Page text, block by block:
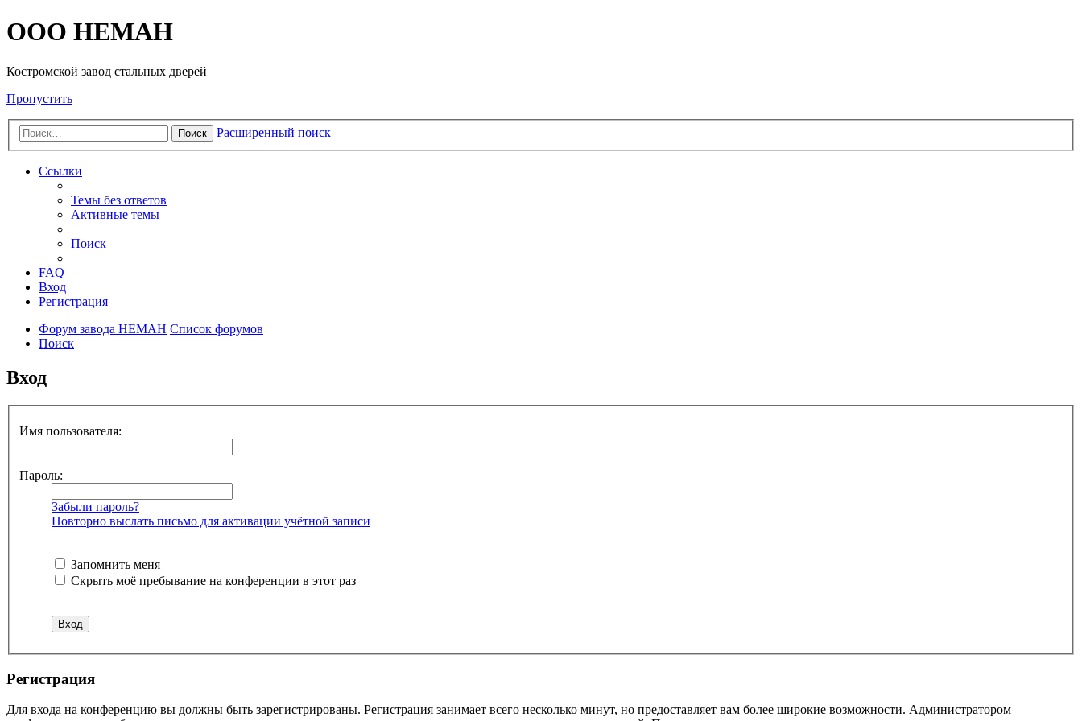
OOO HEMAH
Костромской завод стальных дверей
Пропустить
Поиск Расширенный поиск
Ссылки
Темы без ответов
Активные темы
Поиск
FAQ
Вход
Регистрация
Форум завода НЕМАН Список форумов
Поиск
Вход
Имя пользователя:
Пароль:
Забыли пароль?
Повторно выслать письмо для активации учётной записи
Запомнить меня
Скрыть моё пребывание на конференции в этот раз
Регистрация
Для входа на конференцию вы должны быть зарегистрированы. Регистрация занимает всего несколько минут, но предоставляет вам более широкие возможности. Администратором